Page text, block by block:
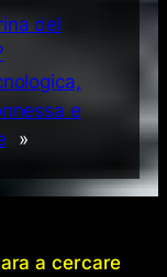
del
e
»
a cercare